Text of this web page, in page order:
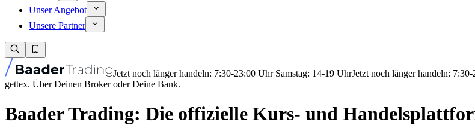
Unser Angebot
Unsere Partner
Jetzt noch länger handeln: 7:30-23:00 Uhr Samstag: 14-19 UhrJetzt noch länger handeln:
gettex. Über Deinen Broker oder Deine Bank.
Baader Trading: Die offizielle Kurs- und